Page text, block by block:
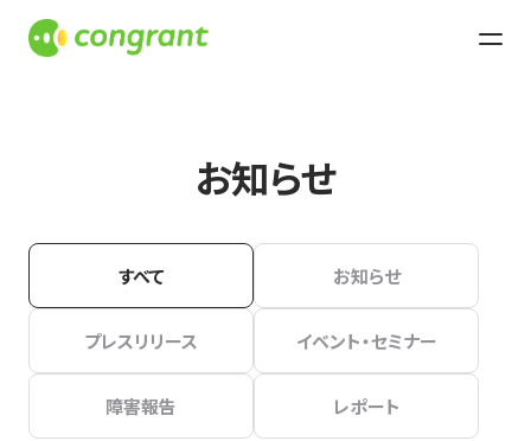
お知らせ
すべて お知らせ
プレスリリース イベント・セミナー
障害報告 レポート